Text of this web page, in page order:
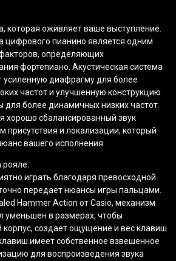
которая оживляет ваше выступление.
цифрового пианино является одним
определяющих
фортепиано. Акустическая система
усиленную диафрагму для более
частот и улучшенную конструкцию
для более динамичных низких частот.
хорошо сбалансированный звук
и локализации, который
вашего исполнения.
играть благодаря превосходной
передает нюансы игры пальцами.
Hammer Action от Casio, механизм
уменьшен в размерах, чтобы
корпус, создает ощущение и вес клавиш
имеет собственное взвешенное
для воспроизведения звука